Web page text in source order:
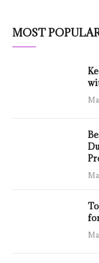
MOST